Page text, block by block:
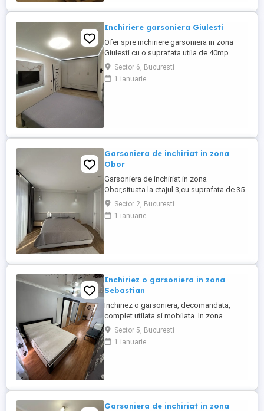
Inchiriere garsoniera Giulesti
Ofer spre inchiriere garsoniera in zona
Giulesti cu o suprafata utila de 40mp
situat la etajul 2 al unui imobil construit in
anul 1990. Dispune de loc de parcare in
fata blocului.
Sector 6, Bucuresti
1 ianuarie
Garsoniera de inchiriat in zona
Obor
Garsoniera de inchiriat in zona
Obor,situata la etajul 3,cu suprafata de 35
mp,locuinta practica si bine
organizata,ideala pentru o persoana.
Metrou Obor la 3-4 minute,Piata
Sector 2, Bucuresti
1 ianuarie
Inchiriez o garsoniera in zona
Sebastian
Inchiriez o garsoniera, decomandata,
complet utilata si mobilata. In zona
Sebastian. Se accepta animale de
companie Suprafata utila este de 36
mp,se afla la etajul 3 din 7
Sector 5, Bucuresti
1 ianuarie
Garsoniera de inchiriat in zona